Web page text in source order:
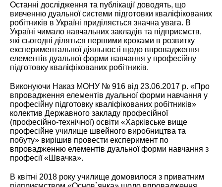
Останні дослідження та публікації доводять, що
вивченню дуальної системи підготовки кваліфікованих
робітників в Україні приділяється значна увага. В
Україні чимало навчальних закладів та підприємств,
які сьогодні діляться першими кроками в розвитку
експериментальної діяльності щодо впровадження
елементів дуальної форми навчання у професійну
підготовку кваліфікованих робітників.
Виконуючи Наказ МОНУ № 916 від 23.06.2017 р. «Про
впровадження елементів дуальної форми навчання у
професійну підготовку кваліфікованих робітників»
колектив Державного закладу професійної
(професійно-технічної) освіти «Харківське вище
професійне училище швейного виробництва та
побуту» вирішив провести експеримент по
впровадженню елементів дуальної форми навчання з
професії «Швачка».
В квітні 2018 року училище домовилося з приватним